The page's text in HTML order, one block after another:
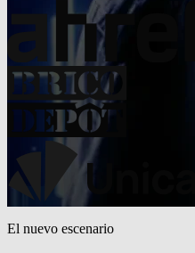
El nuevo escenario